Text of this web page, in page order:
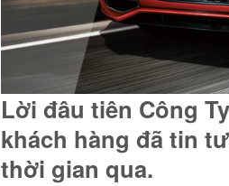
Lời đâu tiên Công
khách hàng đã tin
thời gian qua.